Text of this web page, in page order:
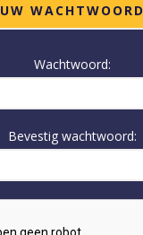
UW WACHTWOORD
Wachtwoord:
Bevestig wachtwoord: